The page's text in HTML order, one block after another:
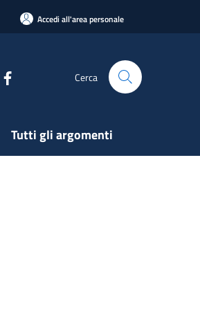
Accedi all'area personale
Cerca
Tutti gli argomenti